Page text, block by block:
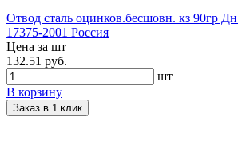
Отвод сталь оцинков.бесшовн. кз 90гр
17375-2001 Россия
Цена за шт
132.51 руб.
шт
В корзину
Заказ в 1 клик